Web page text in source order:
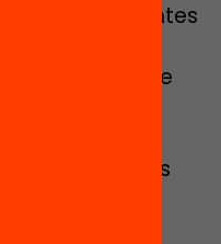
a estudiantes
selección de
la
de las
de